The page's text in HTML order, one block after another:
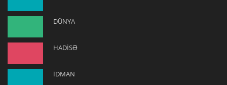
DÜNYA
HADİSƏ
İDMAN